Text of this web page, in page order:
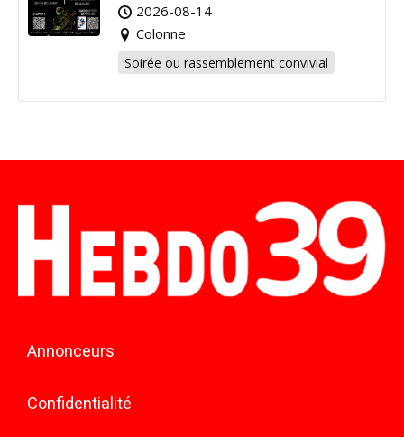
2026-08-14
Colonne
Soirée ou rassemblement convivial